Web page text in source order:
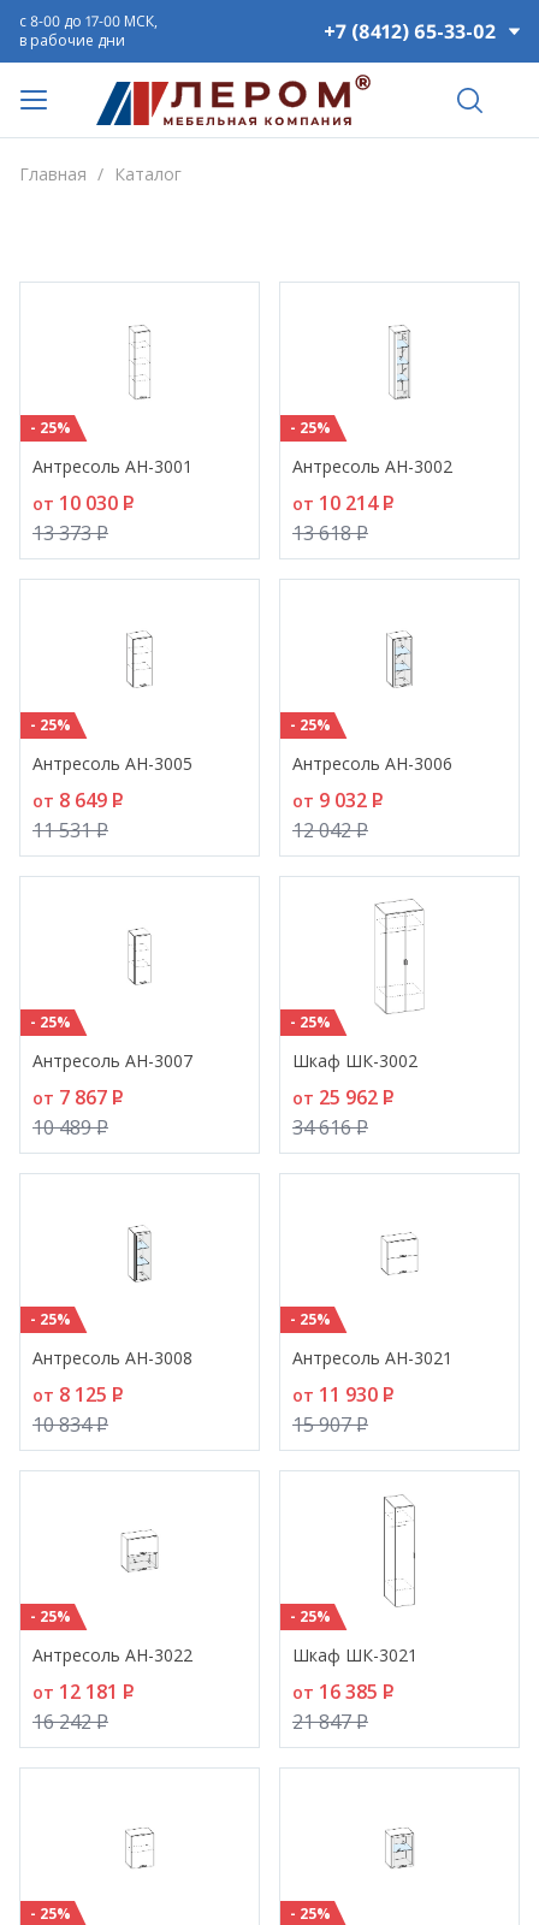
+7 (8412) 65-33-02
с 8-00 до 17-00 МСК,
в рабочие дни
Главная / Каталог
- 25%
Антресоль АН-3001
от 10 030 P
13 373P
- 25%
Антресоль АН-3002
от 10 214P
13 618P
- 25%
Антресоль АН-3005
от 8 649 P
11 531P
- 25%
Антресоль АН-3006
от 9 032 P
12 042P
- 25%
Антресоль АН-3007
от 7 867 P
10 489P
- 25%
Шкаф ШК-3002
от 25 962 P
34 616P
- 25%
Антресоль АН-3008
от 8 125 P
10 834P
- 25%
Антресоль АН-3021
от 11 930 P
15 907P
- 25%
Антресоль АН-3022
от 12 181 P
16 242P
- 25%
Шкаф ШК-3021
от 16 385 P
21 847P
- 25% - 25%